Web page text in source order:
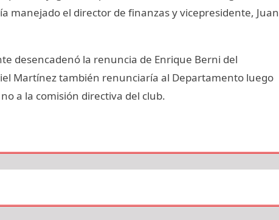
manejado el director de finanzas y vicepresidente, Juan
desencadenó la renuncia de Enrique Berni del
Martínez también renunciaría al Departamento luego
a la comisión directiva del club.